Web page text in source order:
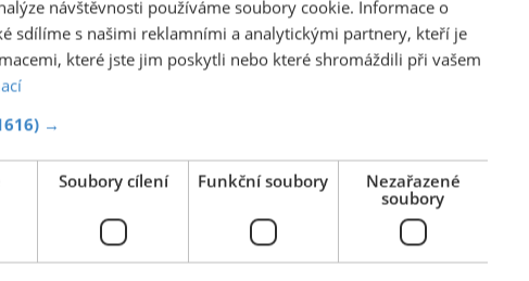
návštěvnosti používáme soubory cookie. Informace o
sdílíme s našimi reklamními a analytickými partnery, kteří je
které jste jim poskytli nebo které shromáždili při vašem
→
Soubory cílení Funkční soubory
Nezařazené
soubory